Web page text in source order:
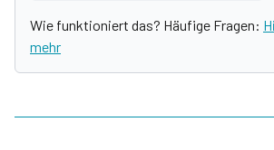
Wie funktioniert das? Häufige Fragen:
mehr